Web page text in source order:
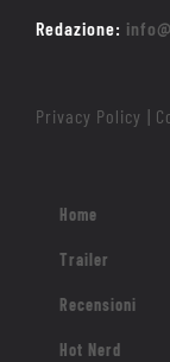
Redazione:
Privacy Policy |
Home
Trailer
Recensioni
Hot Nerd